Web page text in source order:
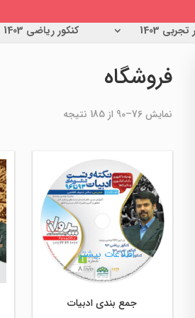
1403 کنکور ریاضی 1403
فروشگاه
نمایش 76–90 از 185 نتیجه
مرتب‌سازی
اطلاعات بیشتر
جمع بندی ادبیات